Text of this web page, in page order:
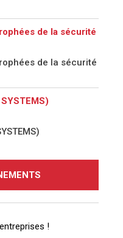
de la sécurité
de la sécurité